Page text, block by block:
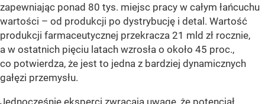
zapewniając ponad 80 tys. miejsc pracy w całym łańcuchu
wartości – od produkcji po dystrybucję i detal. Wartość
produkcji farmaceutycznej przekracza 21 mld zł rocznie,
a w ostatnich pięciu latach wzrosła o około 45 proc.,
co potwierdza, że jest to jedna z bardziej dynamicznych
gałęzi przemysłu.
Jednocześnie eksperci zwracają uwagę, że potencjał